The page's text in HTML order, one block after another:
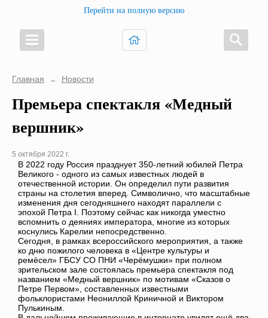
Перейти на полную версию
Главная → Новости
Премьера спектакля «Медный
вершник»
5 октября 2022 г.
В 2022 году Россия празднует 350-летний юбилей Петра
Великого - одного из самых известных людей в
отечественной истории. Он определил пути развития
страны на столетия вперед. Символично, что масштабные
изменения дня сегодняшнего находят параллели с
эпохой Петра I. Поэтому сейчас как никогда уместно
вспомнить о деяниях императора, многие из которых
коснулись Карелии непосредственно.
Сегодня, в рамках всероссийского мероприятия, а также
ко дню пожилого человека в «Центре культуры и
ремёсел» ГБСУ СО ПНИ «Черёмушки» при полном
зрительском зале состоялась премьера спектакля под
названием «Медный вершник» по мотивам «Сказов о
Петре Первом», составленных известными
фольклористами Неониллой Криничной и Виктором
Пулькиным.